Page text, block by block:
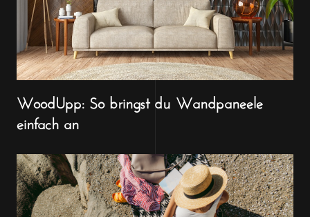
WoodUpp: So bringst du Wandpaneele
einfach an